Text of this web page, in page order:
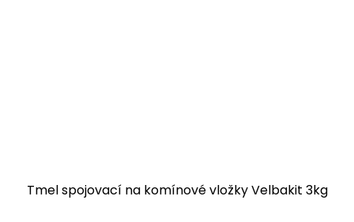
Tmel spojovací na komínové vložky Velbakit 3kg